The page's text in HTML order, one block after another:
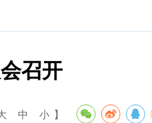
召开
中 小 】